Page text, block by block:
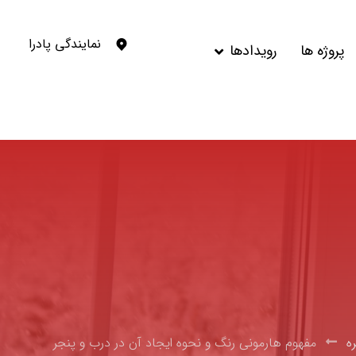
پروژه ها رویدادها نمایندگی پادرا
مفهوم هارمونی رنگ و نحوه ایجاد آن در درب و پنجر